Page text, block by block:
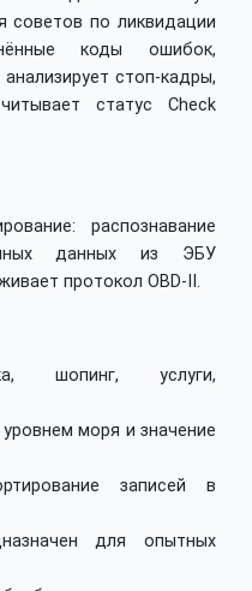
по ликвидации
коды ошибок,
стоп-кадры,
статус Check
распознавание
данных из ЭБУ
протокол OBD-II.
шопинг, услуги,
моря и значение
записей в
для опытных